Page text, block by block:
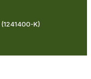
(1241400-K)